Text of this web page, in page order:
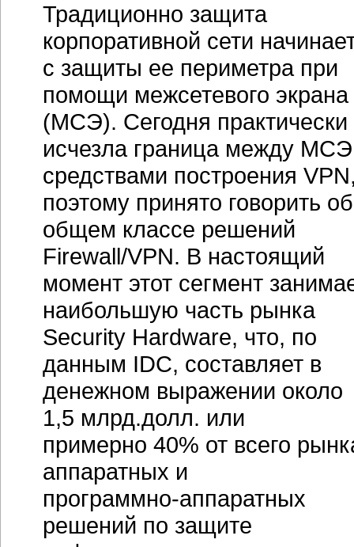
Традиционно защита
корпоративной сети
с защиты ее периметра при
помощи межсетевого экрана
(МСЭ). Сегодня практически
исчезла граница между
средствами построения
поэтому принято говорить об
общем классе решений
Firewall/VPN. В настоящий
момент этот сегмент
наибольшую часть рынка
Security Hardware, что, по
данным IDC, составляет в
денежном выражении около
1,5 млрд.долл. или
примерно 40% от всего
аппаратных и
программно-аппаратных
решений по защите